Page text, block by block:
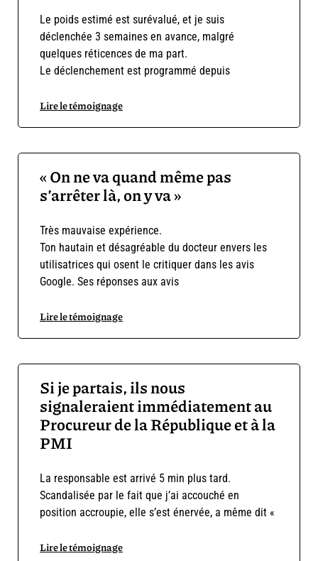
Le poids estimé est surévalué, et je suis
déclenchée 3 semaines en avance, malgré
quelques réticences de ma part.
Le déclenchement est programmé depuis
Lire le témoignage
« On ne va quand même pas
s’arrêter là, on y va »
Très mauvaise expérience.
Ton hautain et désagréable du docteur envers les
utilisatrices qui osent le critiquer dans les avis
Google. Ses réponses aux avis
Lire le témoignage
Si je partais, ils nous
signaleraient immédiatement au
Procureur de la République et à la
PMI
La responsable est arrivé 5 min plus tard.
Scandalisée par le fait que j’ai accouché en
position accroupie, elle s’est énervée, a même dit «
Lire le témoignage